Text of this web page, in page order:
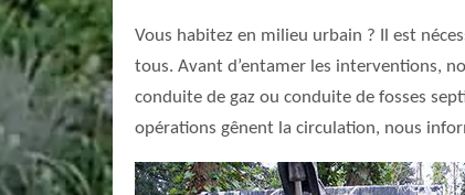
Vous habitez en milieu urbain ? Il est
tous. Avant d’entamer les interventions,
conduite de gaz ou conduite de fosses
opérations gênent la circulation, nous